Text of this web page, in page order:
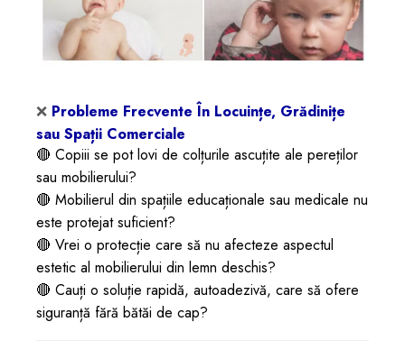
❌ Probleme Frecvente În Locuințe, Grădinițe
sau Spații Comerciale
🔴 Copiii se pot lovi de colțurile ascuțite ale pereților
sau mobilierului?
🔴 Mobilierul din spațiile educaționale sau medicale nu
este protejat suficient?
🔴 Vrei o protecție care să nu afecteze aspectul
estetic al mobilierului din lemn deschis?
🔴 Cauți o soluție rapidă, autoadezivă, care să ofere
siguranță fără bătăi de cap?